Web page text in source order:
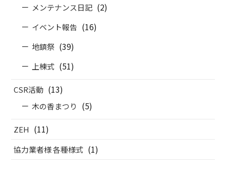
メンテナンス日記 (2)
イベント報告 (16)
地鎮祭 (39)
上棟式 (51)
CSR活動 (13)
木の香まつり (5)
ZEH (11)
協力業者様 各種様式 (1)